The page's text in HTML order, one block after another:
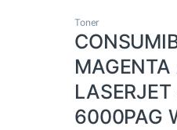
Toner
MAGENTA
6000PAG